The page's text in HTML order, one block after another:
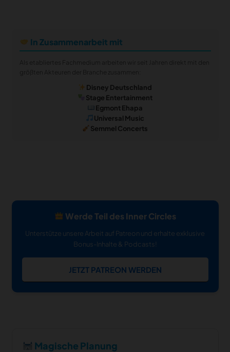
In Zusammenarbeit mit
Disney Deutschland
Stage Entertainment
Egmont Ehapa
Universal Music
Semmel Concerts
Werde Teil des Inner Circles
Unterstütze unsere Arbeit auf Patreon und erhalte exklusive
Bonus-Inhalte & Podcasts!
JETZT PATREON WERDEN
Magische Planung